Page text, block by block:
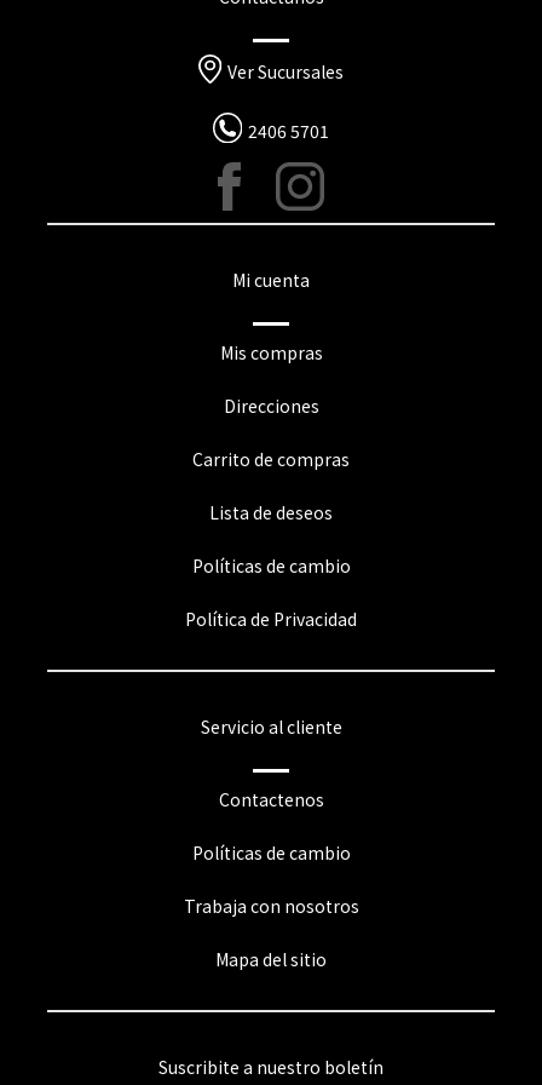
Ver Sucursales
2406 5701
Mi cuenta
Mis compras
Direcciones
Carrito de compras
Lista de deseos
Políticas de cambio
Política de Privacidad
Servicio al cliente
Contactenos
Políticas de cambio
Trabaja con nosotros
Mapa del sitio
Suscribite a nuestro boletín